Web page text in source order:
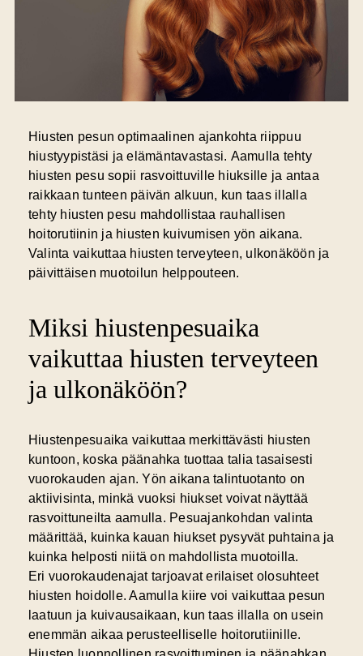
Hiusten pesun optimaalinen ajankohta riippuu
hiustyypistäsi ja elämäntavastasi. Aamulla tehty
hiusten pesu sopii rasvoittuville hiuksille ja antaa
raikkaan tunteen päivän alkuun, kun taas illalla
tehty hiusten pesu mahdollistaa rauhallisen
hoitorutiinin ja hiusten kuivumisen yön aikana.
Valinta vaikuttaa hiusten terveyteen, ulkonäköön ja
päivittäisen muotoilun helppouteen.
Miksi hiustenpesuaika
vaikuttaa hiusten terveyteen
ja ulkonäköön?
Hiustenpesuaika vaikuttaa merkittävästi hiusten
kuntoon, koska päänahka tuottaa talia tasaisesti
vuorokauden ajan. Yön aikana talintuotanto on
aktiivisinta, minkä vuoksi hiukset voivat näyttää
rasvoittuneilta aamulla. Pesuajankohdan valinta
määrittää, kuinka kauan hiukset pysyvät puhtaina ja
kuinka helposti niitä on mahdollista muotoilla.
Eri vuorokaudenajat tarjoavat erilaiset olosuhteet
hiusten hoidolle. Aamulla kiire voi vaikuttaa pesun
laatuun ja kuivausaikaan, kun taas illalla on usein
enemmän aikaa perusteelliselle hoitorutiinille.